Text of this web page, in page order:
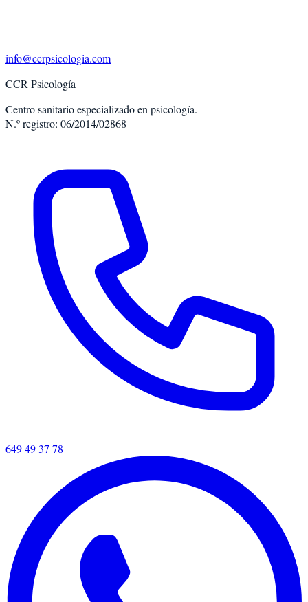
info@ccrpsicologia.com
CCR Psicología
Centro sanitario especializado en psicología.
N.º registro: 06/2014/02868
649 49 37 78